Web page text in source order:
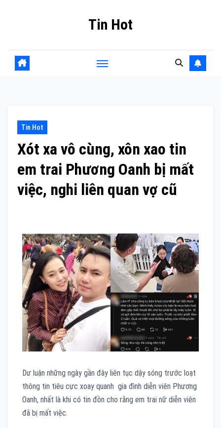
Tin Hot
Tin Hot
Xót xa vô cùng, xôn xao tin
em trai Phương Oanh bị mất
việc, nghi liên quan vợ cũ
Dư luận những ngày gần đây liên tục dậy sóng trước loạt
thông tin tiêu cực xoay quanh gia đình diễn viên Phương
Oanh, nhất là khi có tin đồn cho rằng em trai nữ diễn viên
đã bị mất việc.